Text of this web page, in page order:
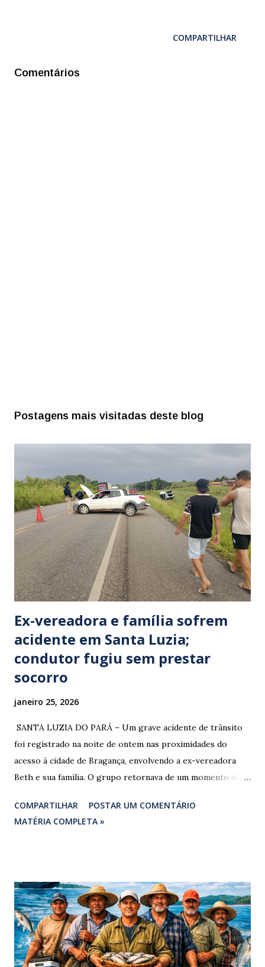
COMPARTILHAR
Comentários
Postagens mais visitadas deste blog
Ex-vereadora e família sofrem
acidente em Santa Luzia;
condutor fugiu sem prestar
socorro
janeiro 25, 2026
​ SANTA LUZIA DO PARÁ – Um grave acidente de trânsito
foi registrado na noite de ontem nas proximidades do
acesso à cidade de Bragança, envolvendo a ex-vereadora
Beth e sua família. O grupo retornava de um momento de
vereadora e irmão dos ex-vereadores de Bragança, Mauro
Rodrigues e Zeca Rodrigues , estava voltando do
família foi atingido por uma caminhonete. O condutor da
mesma apresentava sinais visíveis de embriaguez, e
diversas latas de bebidas alcoólicas foram avistadas no
interior do veículo. O motorista, identificado por
moradores locais como irmão do vereador "Neguinho do
COMPARTILHAR
POSTAR UM COMENTÁRIO
MATÉRIA COMPLETA »